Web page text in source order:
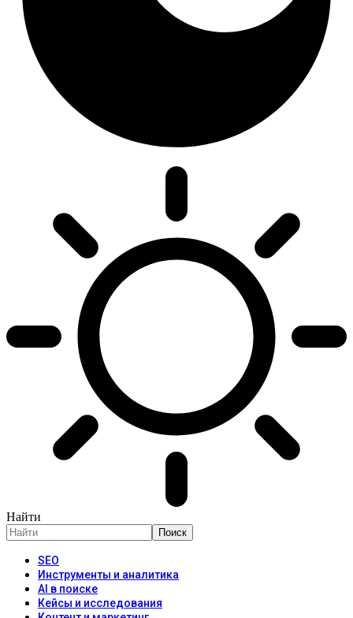
Найти
SEO
Инструменты и аналитика
AI в поиске
Кейсы и исследования